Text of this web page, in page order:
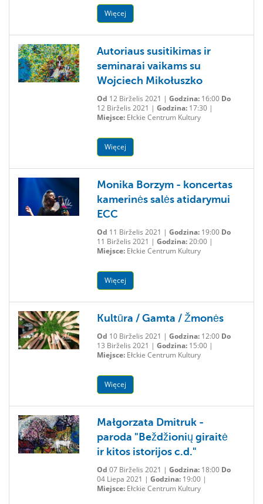
Więcej
Autoriaus susitikimas ir
seminarai vaikams su
Wojciech Mikołuszko
Od 12 Birželis 2021 | Godzina:16:00 Do
12 Birželis 2021 | Godzina:17:30 |
Miejsce:Ełckie Centrum Kultury
Więcej
Monika Borzym - koncertas
kamerinės salės atidarymui
ECC
Od 11 Birželis 2021 | Godzina:19:00 Do
11 Birželis 2021 | Godzina:20:00 |
Miejsce:Ełckie Centrum Kultury
Więcej
Kultūra / Gamta / Žmonės
Od 10 Birželis 2021 | Godzina:12:00 Do
13 Birželis 2021 | Godzina:15:00 |
Miejsce:Ełckie Centrum Kultury
Więcej
Małgorzata Dmitruk -
paroda "Beždžionių giraitė
ir kitos istorijos c.d."
Od 07 Birželis 2021 | Godzina:18:00 Do
04 Liepa 2021 | Godzina:19:00 |
Miejsce:Ełckie Centrum Kultury